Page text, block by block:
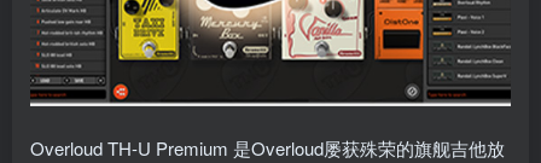
Overloud TH-U Premium 是Overloud屡获殊荣的旗舰吉他放